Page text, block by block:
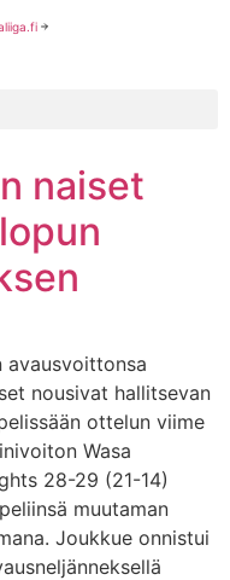
naiset
avausvoittonsa
nousivat hallitsevan
ottelun viime
Wasa
28-29 (21-14)
muutaman
Joukkue onnistui